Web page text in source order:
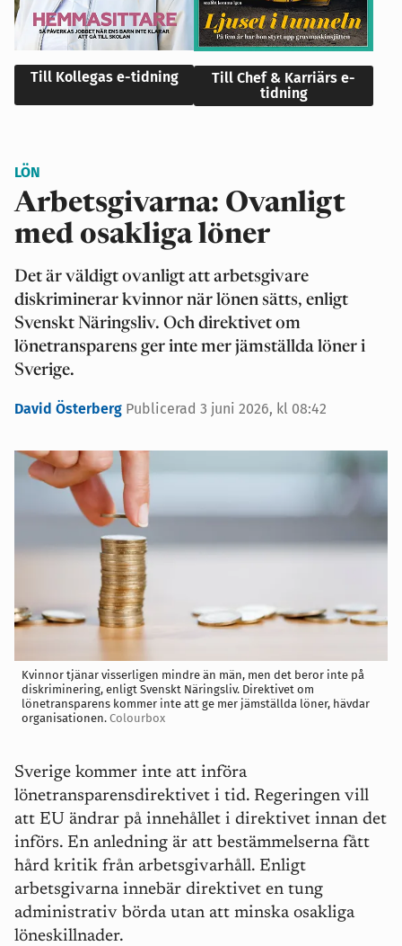
Till Kollegas e-tidning
Till Chef & Karriärs e-
tidning
LÖN
Arbetsgivarna: Ovanligt
med osakliga löner
Det är väldigt ovanligt att arbetsgivare
diskriminerar kvinnor när lönen sätts, enligt
Svenskt Näringsliv. Och direktivet om
lönetransparens ger inte mer jämställda löner i
Sverige.
David Österberg Publicerad 3 juni 2026, kl 08:42
Kvinnor tjänar visserligen mindre än män, men det beror inte på
diskriminering, enligt Svenskt Näringsliv. Direktivet om
lönetransparens kommer inte att ge mer jämställda löner, hävdar
organisationen. Colourbox
Sverige kommer inte att införa
lönetransparensdirektivet i tid. Regeringen vill
att EU ändrar på innehållet i direktivet innan det
införs. En anledning är att bestämmelserna fått
hård kritik från arbetsgivarhåll. Enligt
arbetsgivarna innebär direktivet en tung
administrativ börda utan att minska osakliga
löneskillnader.